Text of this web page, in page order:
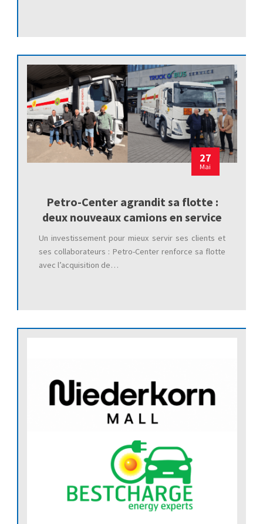
27
Mai
Petro-Center agrandit sa flotte :
deux nouveaux camions en service
Un investissement pour mieux servir ses clients et
ses collaborateurs : Petro-Center renforce sa flotte
avec l’acquisition de…